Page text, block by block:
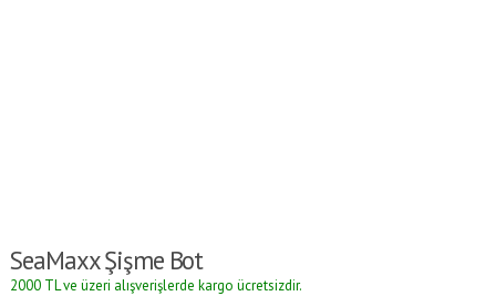
SeaMaxx Şişme Bot
2000 TL ve üzeri alışverişlerde kargo ücretsizdir.